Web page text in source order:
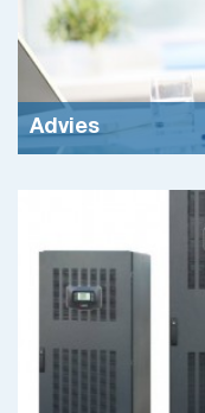
Advies
Door onze
ervaring op het